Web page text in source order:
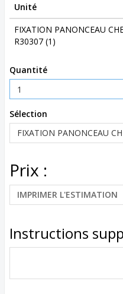
Unité
FIXATION PANONCEAU
R30307 (1)
Quantité
Sélection
Prix :
IMPRIMER L'ESTIMATION
Instructions